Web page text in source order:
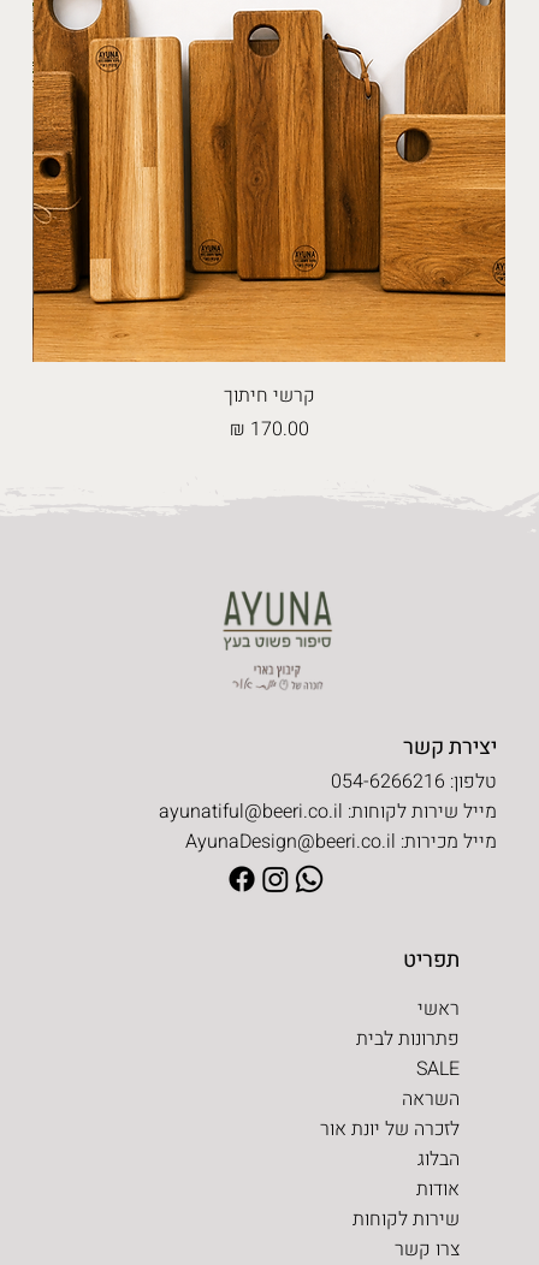
קרשי חיתוך
מחיר
תפריט
ראשי
פתרונות לבית
SALE
השראה
לזכרה של יונת אור
הבלוג
אודות
שירות לקוחות
צרו קשר
יצירת קשר
טלפון: 054-6266216
מייל שירות לקוחות: ayunatiful@beeri.co.il
מייל מכירות: AyunaDesign@beeri.co.il